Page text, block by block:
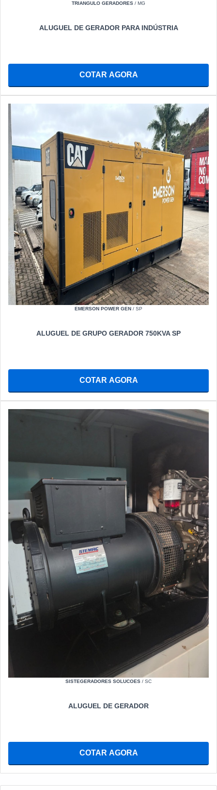
TRIANGULO GERADORES / MG
ALUGUEL DE GERADOR PARA INDÚSTRIA
COTAR AGORA
EMERSON POWER GEN / SP
ALUGUEL DE GRUPO GERADOR 750KVA SP
COTAR AGORA
SISTEGERADORES SOLUCOES / SC
ALUGUEL DE GERADOR
COTAR AGORA